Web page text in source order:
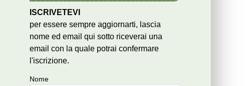
ISCRIVETEVI
per essere sempre aggiornarti, lascia
nome ed email qui sotto riceverai una
email con la quale potrai confermare
l'iscrizione.
Nome